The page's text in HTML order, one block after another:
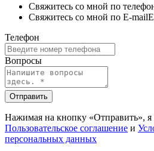
Свяжитесь со мной по
Свяжитесь со мной по E-mail
Телефон
Вопросы
Отправить
Нажимая на кнопку «Отправить»,
Пользовательское соглашение и
персональных данных